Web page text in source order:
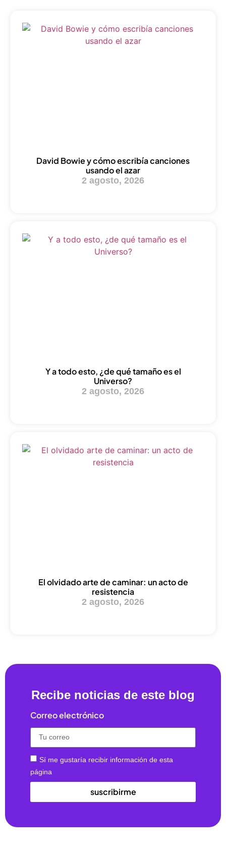
David Bowie y cómo escribía canciones
usando el azar
2 agosto, 2026
Y a todo esto, ¿de qué tamaño es el
Universo?
2 agosto, 2026
El olvidado arte de caminar: un acto de
resistencia
2 agosto, 2026
Recibe noticias de este blog
Correo electrónico
Sí me gustaría recibir información de esta
página
suscribirme